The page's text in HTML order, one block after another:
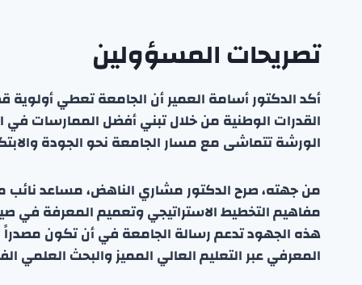
تصريحات المسؤولين
أكد الدكتور أسامة العمير أن الجامعة تعطي
القدرات الوطنية من خلال تبني أفضل الممارسات
الورشة تتماشى مع مسار الجامعة نحو الجودة
من جهته، صرح الدكتور مشاري الناهض، مساعد نائب
مفاهيم التخطيط الاستراتيجي وتعميم المعرفة في
هذه الجهود تدعم رسالة الجامعة في أن تكون مصدراً
المعرفي عبر التعليم العالي المميز والبحث العلمي